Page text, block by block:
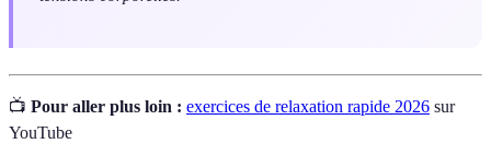
📺 Pour aller plus loin : exercices de relaxation rapide 2026 sur
YouTube